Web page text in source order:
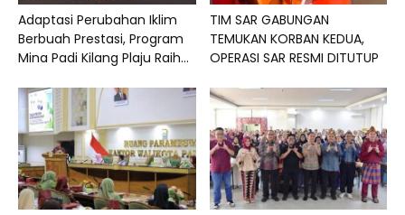
Adaptasi Perubahan Iklim
Berbuah Prestasi, Program
Mina Padi Kilang Plaju Raih...
TIM SAR GABUNGAN
TEMUKAN KORBAN KEDUA,
OPERASI SAR RESMI DITUTUP